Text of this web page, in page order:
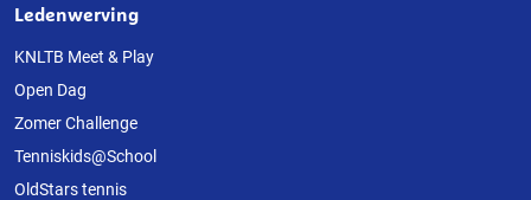
Over
deze
website
Ledenwerving
KNLTB Meet & Play
Open Dag
Zomer Challenge
Tenniskids@School
OldStars tennis